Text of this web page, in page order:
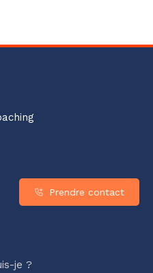
Prendre contact
je ?